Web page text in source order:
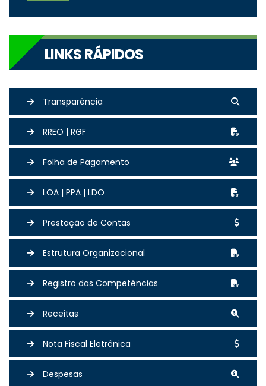
LINKS RÁPIDOS
Transparência
RREO | RGF
Folha de Pagamento
LOA | PPA | LDO
Prestação de Contas
Estrutura Organizacional
Registro das Competências
Receitas
Nota Fiscal Eletrônica
Despesas